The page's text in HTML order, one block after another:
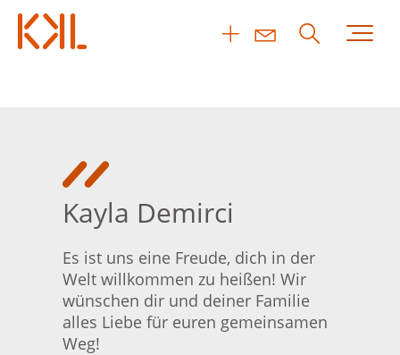
Kayla Demirci
Es ist uns eine Freude, dich in der
Welt willkommen zu heißen! Wir
wünschen dir und deiner Familie
alles Liebe für euren gemeinsamen
Weg!